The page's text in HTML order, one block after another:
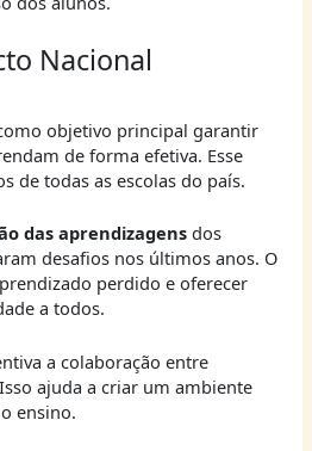
Nacional
objetivo principal garantir
de forma efetiva. Esse
de todas as escolas do país.
das aprendizagens dos
desafios nos últimos anos. O
perdido e oferecer
a todos.
a colaboração entre
ajuda a criar um ambiente
ensino.